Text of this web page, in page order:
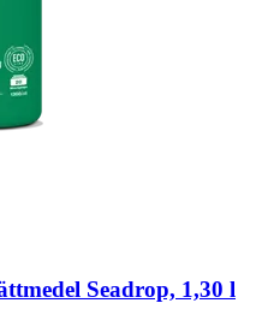
Seadrop, 1,30 l